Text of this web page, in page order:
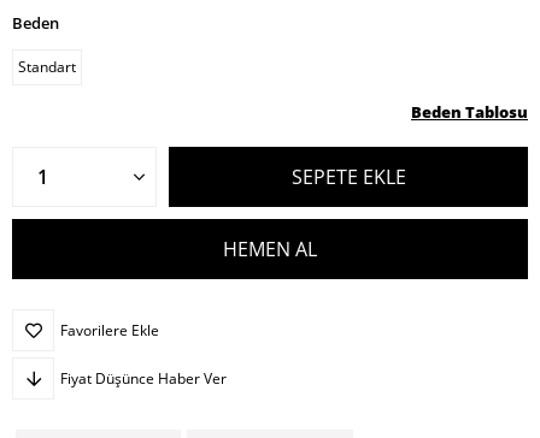
Beden
Standart
Beden Tablosu
Favorilere Ekle
Fiyat Düşünce Haber Ver